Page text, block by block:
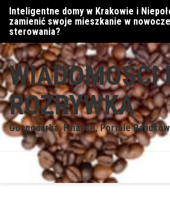
Skip
content
Inteligentne domy w Krakowie i
zamienić swoje mieszkanie w
sterowania?
WIADOMOŚCI
ROZRYWKA
Gospodarka, Finanse, Portale